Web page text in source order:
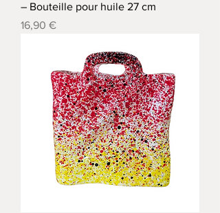
– Bouteille pour huile 27 cm
Precio
16,90 €